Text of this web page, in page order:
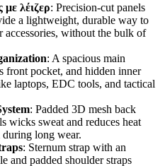
λέιζερ: Precision-cut panels
a lightweight, durable way to
accessories, without the bulk of
: A spacious main
front pocket, and hidden inner
laptops, EDC tools, and tactical
: Padded 3D mesh back
wicks sweat and reduces heat
long wear.
: Sternum strap with an
and padded shoulder straps